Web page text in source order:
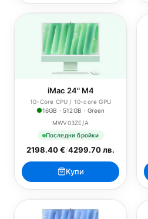
iMac 24" M4
10-Core CPU / 10-core GPU
16GB · 512GB · Green
MWV03ZE/A
Последни бройки
2198.40 €/4299.70 лв.
Купи